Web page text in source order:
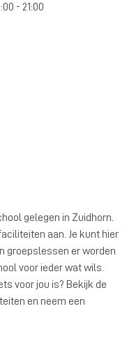
- 21:00
gelegen in Zuidhorn.
aan. Je kunt hier
groepslessen er worden
voor ieder wat wils.
voor jou is? Bekijk de
en neem een